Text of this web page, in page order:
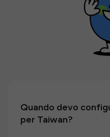
Quando devo
per Taiwan?